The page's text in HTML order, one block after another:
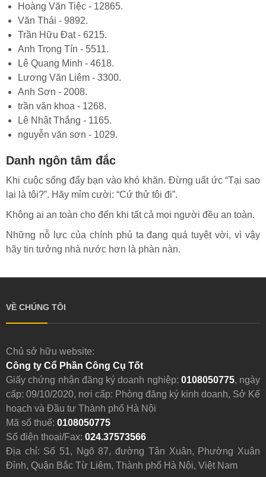
Hoàng Văn Tiệc - 12865.
Văn Thái - 9892.
Trần Hữu Đạt - 6215.
Anh Trọng Tín - 5511.
Lê Quang Minh - 4618.
Lương Văn Liêm - 3300.
Anh Sơn - 2008.
trần văn khoa - 1268.
Lê Nhật Thắng - 1165.
nguyễn văn sơn - 1029.
Danh ngôn tâm đắc
Khi cuộc sống đẩy bạn vào khó khăn. Đừng uất ức “Tại sao
lại là tôi?”. Hãy mỉm cười: “Cứ thử tôi đi”.
Không ai an toàn cho đến khi tất cả mọi người đều an toàn.
Những nỗ lực của chính phủ ta đang quá tuyệt vời, vì vậy
hãy tin tưởng nhà nước hơn là phàn nàn.
VỀ CHÚNG TÔI
Chủ sở hữu website:
Công ty Cổ Phần Công Cụ Tốt
Giấy chứng nhận đăng ký doanh nghiệp: 0108050775, ngày
cấp: 09/10/2020, nơi cấp: Phòng đăng ký kinh doanh, Sở Kế
hoạch và Đầu tư Thành phố Hà Nội
Mã số thuế: 0108050775
Số điện thoại/Fax: 024.37573566
Địa chỉ: Số 51, Ngõ 87, đường Tân Xuân, Phường Xuân
Đỉnh, Quận Bắc Từ Liêm, Thành phố Hà Nội, Việt Nam